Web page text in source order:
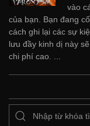
vào
của bạn. Bạn đang
cách ghi lại các sự
lưu đầy kinh dị này
chi phí cao. ...